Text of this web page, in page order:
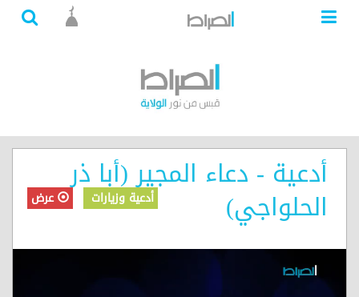
أدعية - دعاء المجير (أبا ذر
الحلواجي) أدعية وزيارات عرض